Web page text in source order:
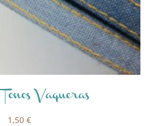
Vaqueras
1,50 €